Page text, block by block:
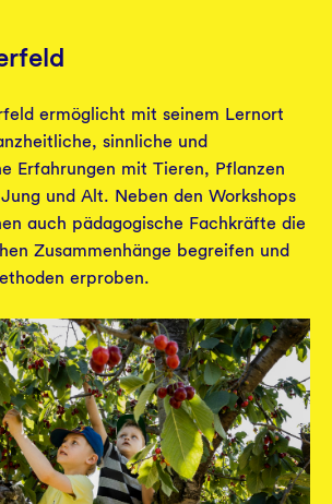
ermöglicht mit seinem Lernort
sinnliche und
Erfahrungen mit Tieren, Pflanzen
und Alt. Neben den Workshops
auch pädagogische Fachkräfte die
Zusammenhänge begreifen und
erproben.